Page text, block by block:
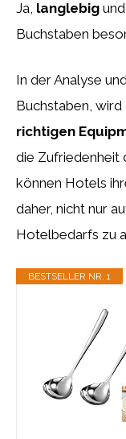
Ja, langlebig und
Buchstaben
In der Analyse
Buchstaben,
richtigen
die Zufriedenheit
können Hotels
daher, nicht nur
Hotelbedarfs zu
BESTSELLER NR. 1